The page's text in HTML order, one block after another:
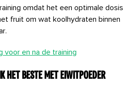
omdat het een optimale dosis
fruit om wat koolhydraten binnen
voor en na de training
het beste met eiwitpoeder